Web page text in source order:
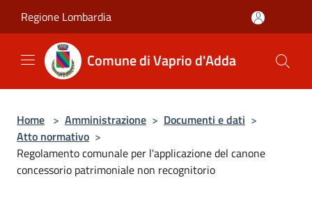
Regione Lombardia
Comune di Vaprio d'Adda
Home > Amministrazione > Documenti e dati >
Atto normativo >
Regolamento comunale per l'applicazione del canone
concessorio patrimoniale non recognitorio